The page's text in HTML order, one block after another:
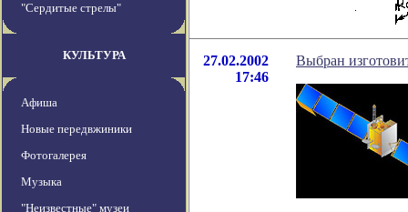
"Сердитые стрелы"
КУЛЬТУРА
Афиша
Новые передвжиники
Фотогалерея
Музыка
"Неизвестные" музеи
27.02.2002
17:46
Выбран